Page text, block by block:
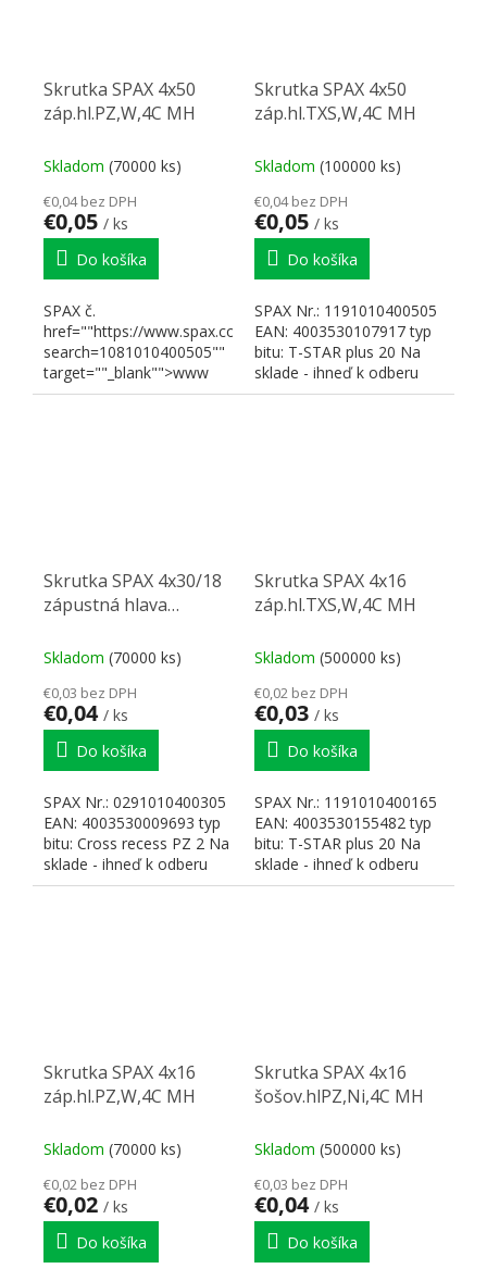
Skrutka SPAX 4x50
záp.hl.PZ,W,4C MH
Skladom (70000 ks)
€0,04 bez DPH
€0,05 / ks
Do košíka
SPAX č.
href=""https://www.spax.com/en/search?
search=1081010400505""
target=""_blank"">www
SPAX "
Skrutka SPAX 4x50
záp.hl.TXS,W,4C MH
Skladom (100000 ks)
€0,04 bez DPH
€0,05 / ks
Do košíka
SPAX Nr.: 1191010400505
EAN: 4003530107917 typ
bitu: T-STAR plus 20 Na
sklade - ihneď k odberu
Odkazy a dokumenty...
Skrutka SPAX 4x30/18
zápustná hlava
závit
Skladom (70000 ks)
€0,03 bez DPH
€0,04 / ks
Do košíka
SPAX Nr.: 0291010400305
EAN: 4003530009693 typ
bitu: Cross recess PZ 2 Na
sklade - ihneď k odberu
Odkazy a dokument...
Skrutka SPAX 4x16
záp.hl.TXS,W,4C MH
Skladom (500000 ks)
€0,02 bez DPH
€0,03 / ks
Do košíka
SPAX Nr.: 1191010400165
EAN: 4003530155482 typ
bitu: T-STAR plus 20 Na
sklade - ihneď k odberu
Odkazy a dokumenty...
Skrutka SPAX 4x16
záp.hl.PZ,W,4C MH
Skladom (70000 ks)
€0,02 bez DPH
€0,02 / ks
Do košíka
Skrutka SPAX 4x16
šošov.hlPZ,Ni,4C MH
Skladom (500000 ks)
€0,03 bez DPH
€0,04 / ks
Do košíka